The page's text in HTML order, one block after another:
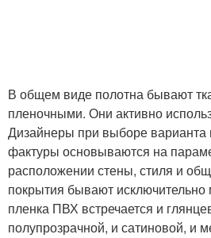
В общем виде полотна бывают
пленочными. Они активно
Дизайнеры при выборе варианта
фактуры основываются на
расположении стены, стиля и
покрытия бывают
пленка ПВХ встречается и
полупрозрачной, и сатиновой, и